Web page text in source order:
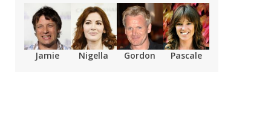
Jamie Nigella Gordon Pascale